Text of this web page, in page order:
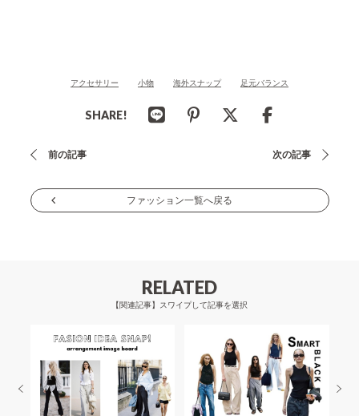
アクセサリー 小物 海外スナップ 足元バランス
SHARE!
投
ナ
前の記事 次の記事
ファッション一覧へ戻る
RELATED
【関連記事】スワイプして記事を選択